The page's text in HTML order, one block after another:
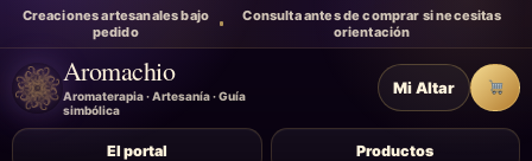
Creaciones artesanales bajo
pedido
Consulta antes de comprar si necesitas
orientación
Aromachio
Aromaterapia · Artesanía · Guía
simbólica
El portal Productos
Mi Altar